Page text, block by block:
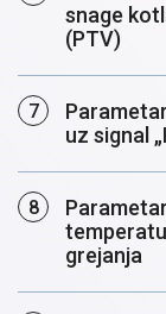
snage
(PTV)
uz signal
grejanja